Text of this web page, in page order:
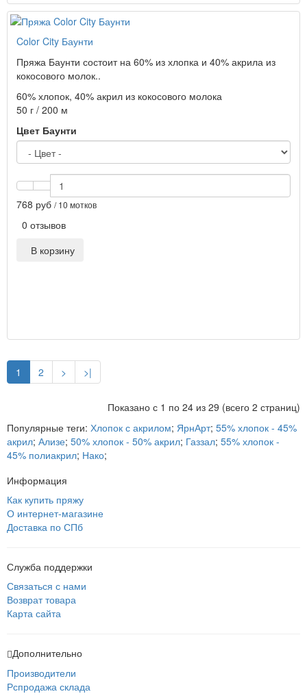
Color City Баунти
Пряжа Баунти состоит на 60% из хлопка и 40% акрила из
кокосового молок..
60% хлопок, 40% акрил из кокосового молока
50 г / 200 м
Цвет Баунти
768 руб / 10 мотков
0 отзывов
В корзину
1 2 > >|
Показано с 1 по 24 из 29 (всего 2 страниц)
Популярные теги: Хлопок с акрилом; ЯрнАрт; 55% хлопок - 45%
акрил; Ализе; 50% хлопок - 50% акрил; Газзал; 55% хлопок -
45% полиакрил; Нако;
Информация
Как купить пряжу
О интернет-магазине
Доставка по СПб
Служба поддержки
Связаться с нами
Возврат товара
Карта сайта
Дополнительно
Производители
Рспродажа склада